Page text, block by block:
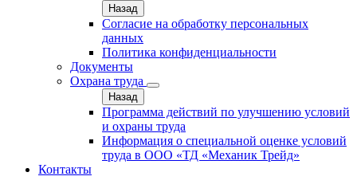
Назад
Согласие на обработку персональных
данных
Политика конфиденциальности
Документы
Охрана труда
Назад
Программа действий по улучшению условий
и охраны труда
Информация о специальной оценке условий
труда в ООО «ТД «Механик Трейд»
Контакты